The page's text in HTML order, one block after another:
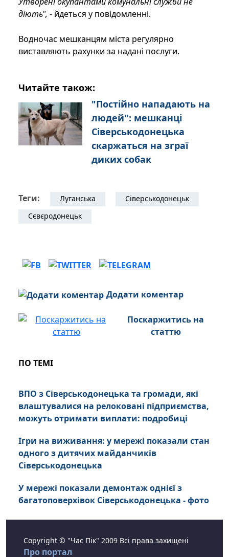
діють", - йдеться у повідомленні.
Водночас мешканцям міста регулярно
виставляють рахунки за надані послуги.
Читайте також:
"Постійно нападають на
людей": мешканці
Сіверськодонецька
скаржаться на зграї
диких собак
Теги: Луганська
Сіверськодонецьк
Сєвєродонецьк
Додати коментар
Поскаржитись на
статтю
ПО ТЕМІ
ВПО з Сіверськодонецька та громади, які
влаштувалися на релоковані підприємства,
можуть отримати виплати: подробиці
Ігри на виживання: у мережі показали стан
одного з дитячих майданчиків
Сіверськодонецька
У мережі показали демонтаж однієї з
багатоповерхівок Сіверськодонецька - фото
Copyright © "Час Пік" 2009 Всі права захищені
Про портал